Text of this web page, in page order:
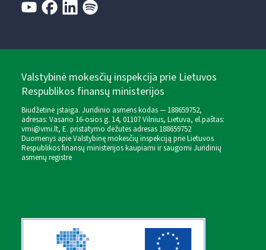
Valstybinė mokesčių inspekcija prie Lietuvos
Respublikos finansų ministerijos
Biudžetinė įstaiga. Juridinio asmens kodas — 188659752,
adresas: Vasario 16-osios g. 14, 01107 Vilnius, Lietuva, el.paštas:
vmi@vmi.lt, E. pristatymo dėžutės adresas 188659752
Duomenys apie Valstybinę mokesčių inspekciją prie Lietuvos
Respublikos finansų ministerijos kaupiami ir saugomi Juridinių
asmenų registre